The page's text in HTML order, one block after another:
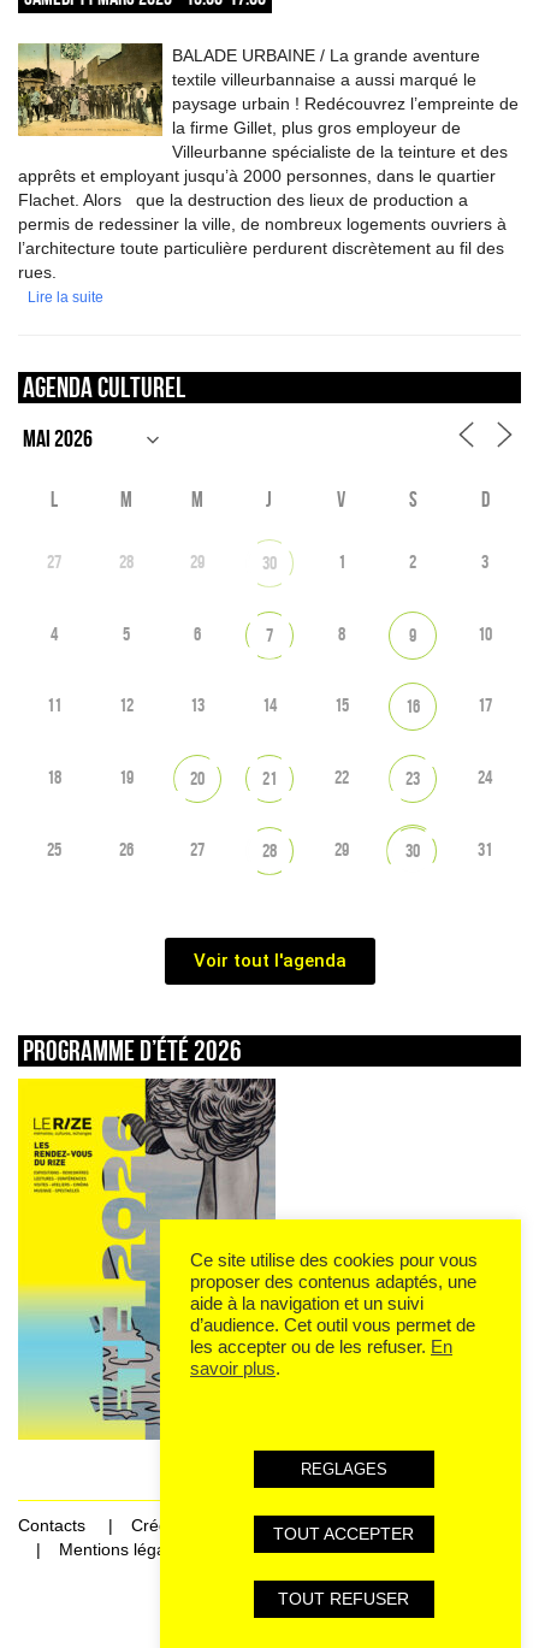
BALADE URBAINE / La grande aventure
textile villeurbannaise a aussi marqué le
paysage urbain ! Redécouvrez l’empreinte de
la firme Gillet, plus gros employeur de
Villeurbanne spécialiste de la teinture et des
apprêts et employant jusqu’à 2000 personnes, dans le quartier
Flachet. Alors que la destruction des lieux de production a
permis de redessiner la ville, de nombreux logements ouvriers à
l’architecture toute particulière perdurent discrètement au fil des
rues.
Lire la suite
Agenda culturel
L M M J V S D
27 28 29 30 1 2 3
4 5 6 7 8 9 10
11 12 13 14 15 16 17
18 19 20 21 22 23 24
25 26 27 28 29 30 31
Voir tout l'agenda
Programme d’été 2026
Contacts
Crédits
Mentions légales et données personnelles
Ce site utilise des cookies pour vous
proposer des contenus adaptés, une
aide à la navigation et un suivi
d’audience. Cet outil vous permet de
les accepter ou de les refuser. En
savoir plus.
REGLAGES
TOUT ACCEPTER
TOUT REFUSER